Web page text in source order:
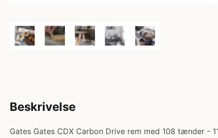
Beskrivelse
Gates Gates CDX Carbon Drive rem med 108 tænder -